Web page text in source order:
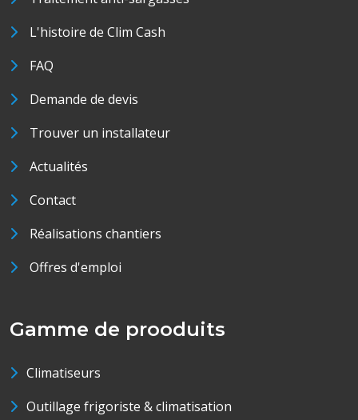
L'histoire de Clim Cash
FAQ
Demande de devis
Trouver un installateur
Actualités
Contact
Réalisations chantiers
Offres d'emploi
Gamme de prooduits
Climatiseurs
Outillage frigoriste & climatisation